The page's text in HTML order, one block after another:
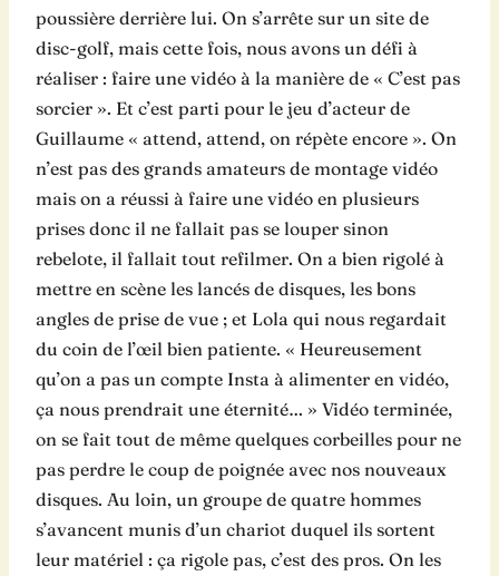
poussière derrière lui. On s’arrête sur un site de
disc-golf, mais cette fois, nous avons un défi à
réaliser : faire une vidéo à la manière de « C’est pas
sorcier ». Et c’est parti pour le jeu d’acteur de
Guillaume « attend, attend, on répète encore ». On
n’est pas des grands amateurs de montage vidéo
mais on a réussi à faire une vidéo en plusieurs
prises donc il ne fallait pas se louper sinon
rebelote, il fallait tout refilmer. On a bien rigolé à
mettre en scène les lancés de disques, les bons
angles de prise de vue ; et Lola qui nous regardait
du coin de l’œil bien patiente. « Heureusement
qu’on a pas un compte Insta à alimenter en vidéo,
ça nous prendrait une éternité… » Vidéo terminée,
on se fait tout de même quelques corbeilles pour ne
pas perdre le coup de poignée avec nos nouveaux
disques. Au loin, un groupe de quatre hommes
s’avancent munis d’un chariot duquel ils sortent
leur matériel : ça rigole pas, c’est des pros. On les